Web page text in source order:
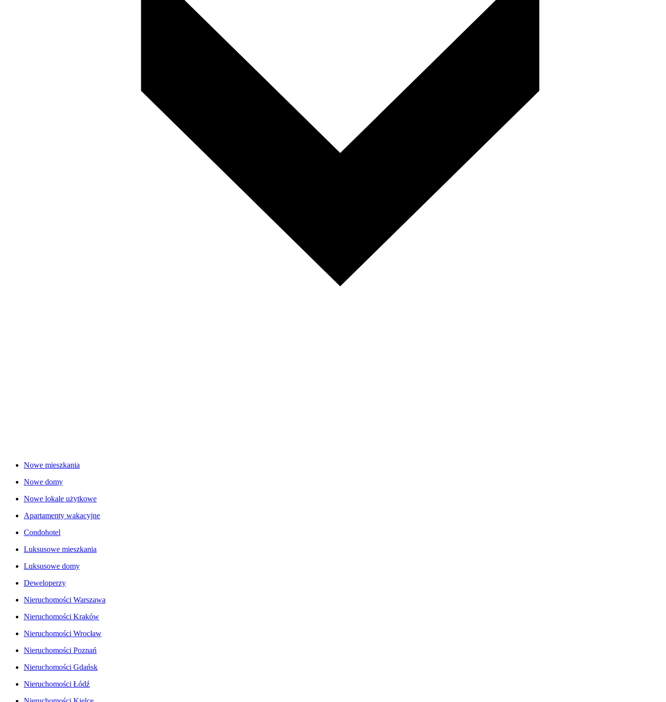
Nowe mieszkania
Nowe domy
Nowe lokale użytkowe
Apartamenty wakacyjne
Condohotel
Luksusowe mieszkania
Luksusowe domy
Deweloperzy
Nieruchomości Warszawa
Nieruchomości Kraków
Nieruchomości Wrocław
Nieruchomości Poznań
Nieruchomości Gdańsk
Nieruchomości Łódź